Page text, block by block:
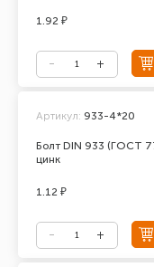
1.92 ₽
Болт DIN 933 (ГОСТ
цинк
Артикул: 933-4*20
1.12 ₽